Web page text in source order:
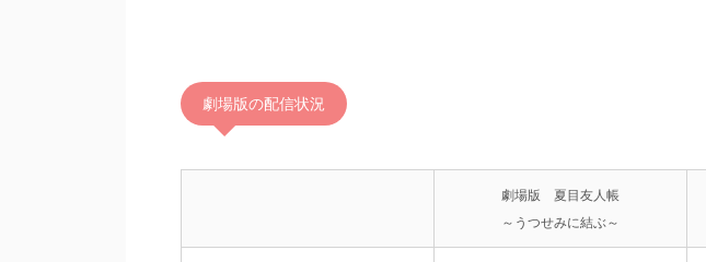
劇場版の配信状況
劇場版 夏目友人帳
～うつせみに結ぶ～